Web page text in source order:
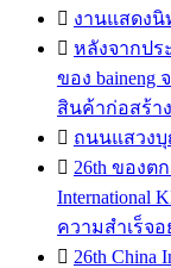
 งานแสดงนิ
 หลังจากปร
ของ
สินค้าก่อสร้า
 ถนนแสวงบุ
 26th ของต
International
ความสำเร็จ
 26th China